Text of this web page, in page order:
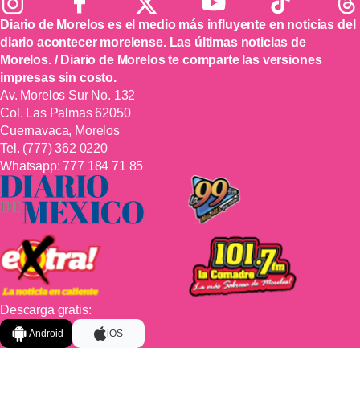
Diario de Morelos es el medio más influyente en noticias del
diario acontecer morelense. Las últimas noticias de
Morelos. / Diario de Morelos te comparte las versiones
impresas sin costo.
Av. Morelos Sur No. 132
Col. Las Palmas 62050
Cuernavaca, Morelos
Tel. (777) 362 0220
Whatsapp:777 184 71 85
Descarga gratis:
Android iOS